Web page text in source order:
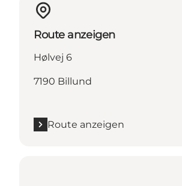
Route anzeigen
Hølvej 6
7190 Billund
Route anzeigen